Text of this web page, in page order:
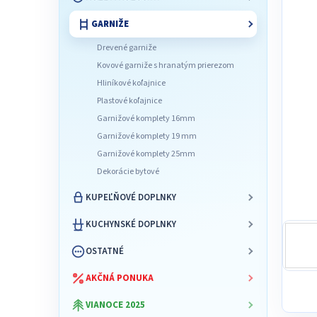
GARNIŽE
Drevené garniže
Kovové garniže s hranatým prierezom
Hliníkové koľajnice
Plastové koľajnice
Garnižové komplety 16mm
Garnižové komplety 19 mm
Garnižové komplety 25mm
Dekorácie bytové
KUPEĽŇOVÉ DOPLNKY
KUCHYNSKÉ DOPLNKY
OSTATNÉ
AKČNÁ PONUKA
VIANOCE 2025